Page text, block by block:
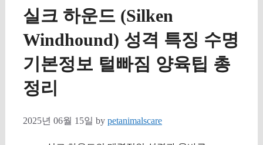
실크 하운드 (Silken
Windhound) 성격 특징 수명
기본정보 털빠짐 양육팁 총
정리
2025년 06월 15일 by petanimalscare